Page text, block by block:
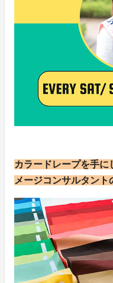
カラードレープを手に
メージコンサルタント